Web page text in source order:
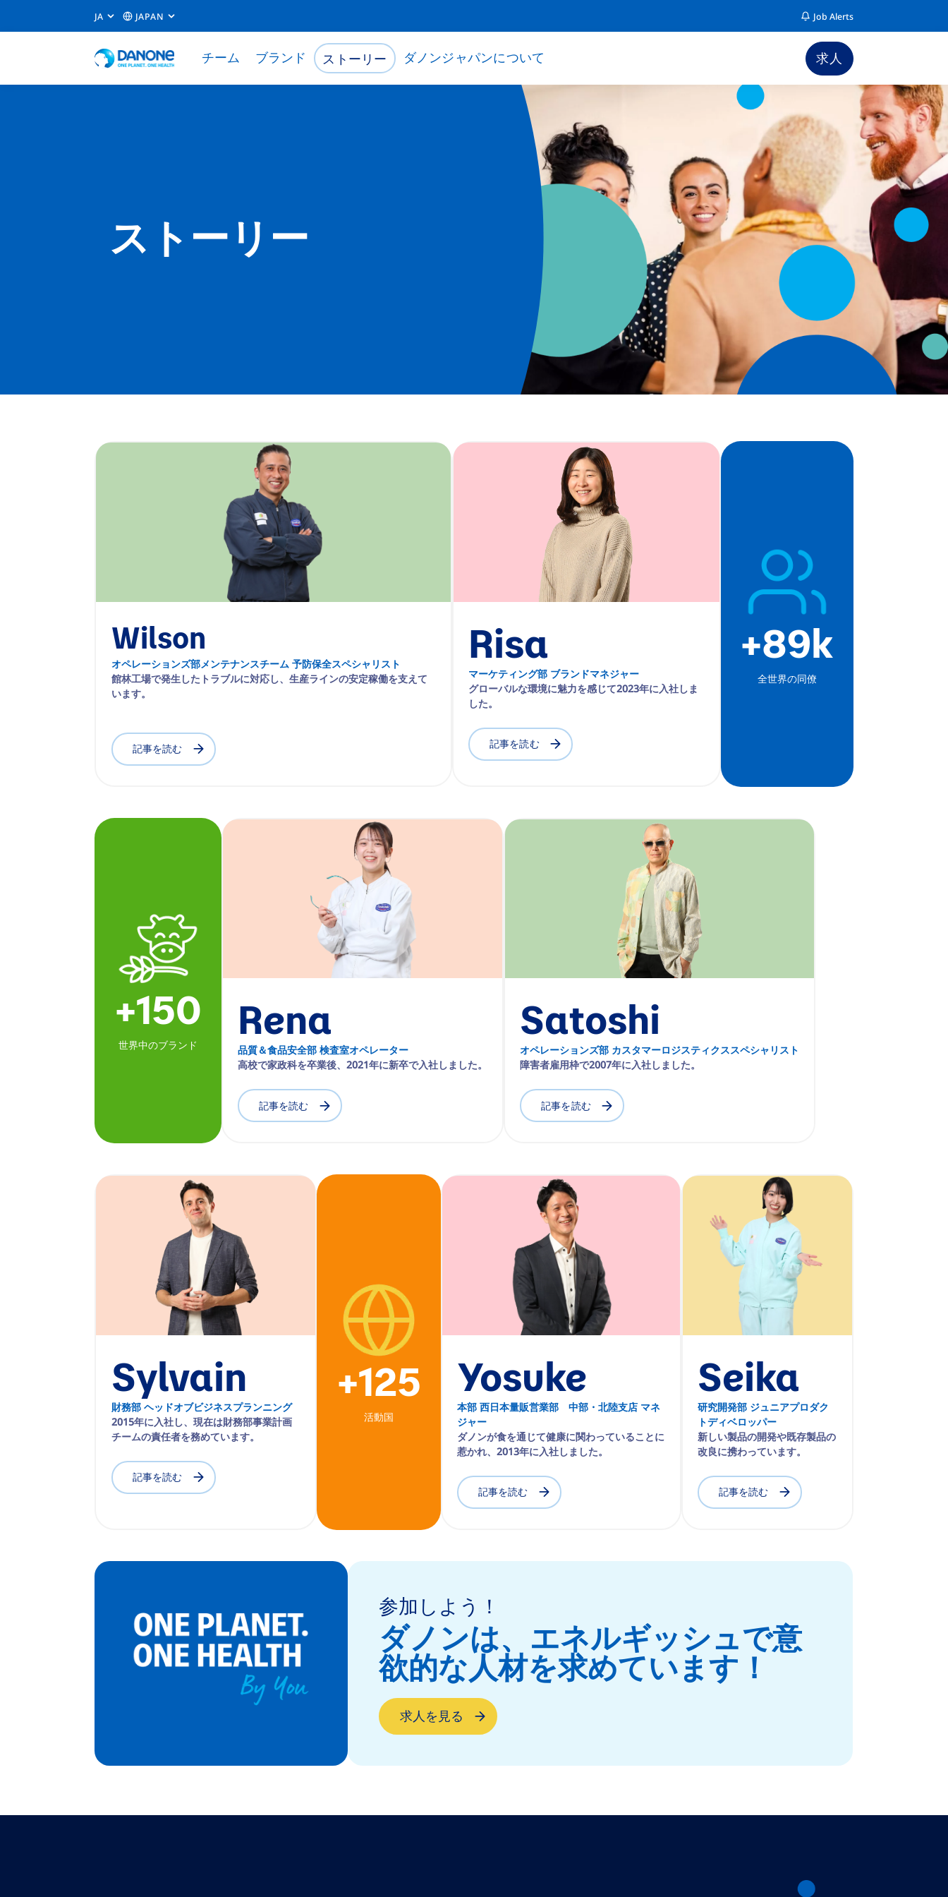
JA JAPAN Job Alerts
チーム ブランド ストーリー ダノンジャパンについて 求人
ストーリー
Wilson
オペレーションズ部メンテナンスチーム 予防保全スペシャリスト
館林工場で発生したトラブルに対応し、生産ラインの安定稼働を支えて
います。
記事を読む
Risa
マーケティング部 ブランドマネジャー
グローバルな環境に魅力を感じて2023年に入社しま
した。
記事を読む
+89k
全世界の同僚
+150
世界中のブランド
Rena
品質＆食品安全部 検査室オペレーター
高校で家政科を卒業後、2021年に新卒で入社しました。
記事を読む
Satoshi
オペレーションズ部 カスタマーロジスティクススペシャリスト
障害者雇用枠で2007年に入社しました。
記事を読む
Sylvain
財務部 ヘッドオブビジネスプランニング
2015年に入社し、現在は財務部事業計画
チームの責任者を務めています。
記事を読む
+125
活動国
Yosuke
本部 西日本量販営業部 中部・北陸支店 マネ
ジャー
ダノンが食を通じて健康に関わっていることに
惹かれ、2013年に入社しました。
記事を読む
Seika
研究開発部 ジュニアプロダク
トディベロッパー
新しい製品の開発や既存製品の
改良に携わっています。
記事を読む
参加しよう！
ダノンは、エネルギッシュで意
欲的な人材を求めています！
求人を見る